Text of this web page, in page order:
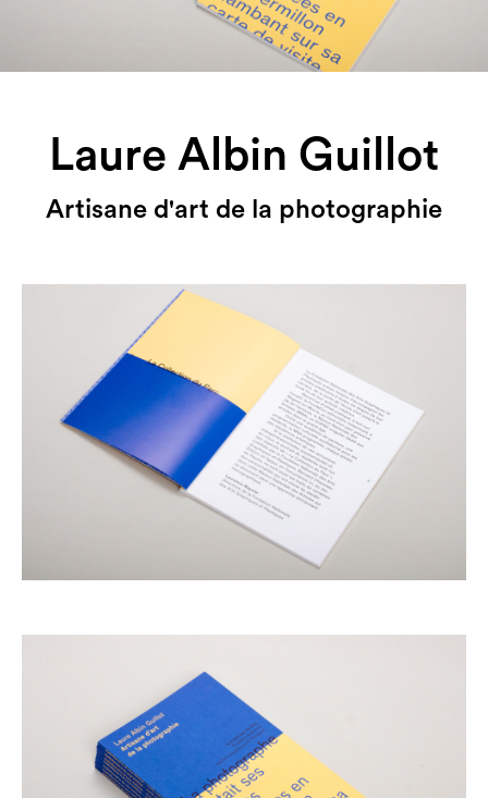
Laure Albin Guillot
Artisane d'art de la photographie